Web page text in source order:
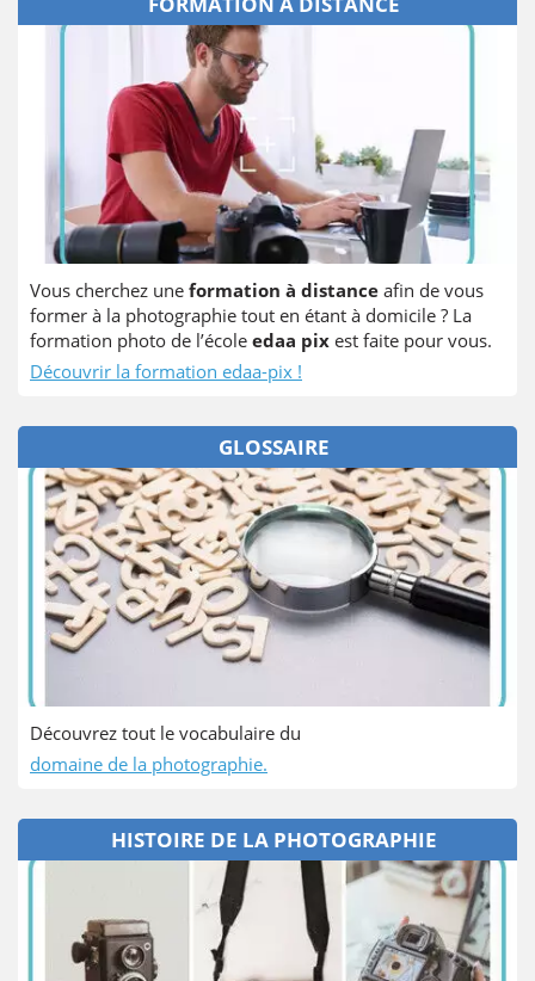
Vous cherchez une formation à distance afin de vous
former à la photographie tout en étant à domicile ? La
formation photo de l’école edaa pix est faite pour vous.
Découvrir la formation edaa-pix !
GLOSSAIRE
Découvrez tout le vocabulaire du
domaine de la photographie.
HISTOIRE DE LA PHOTOGRAPHIE